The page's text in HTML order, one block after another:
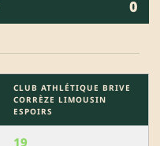
0
CLUB ATHLÉTIQUE BRIVE
CORRÈZE LIMOUSIN
ESPOIRS
19